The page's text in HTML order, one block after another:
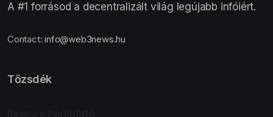
A #1 forrásod a decentralizált világ legújabb infóiért.
Contact:info@web3news.hu
Tőzsdék